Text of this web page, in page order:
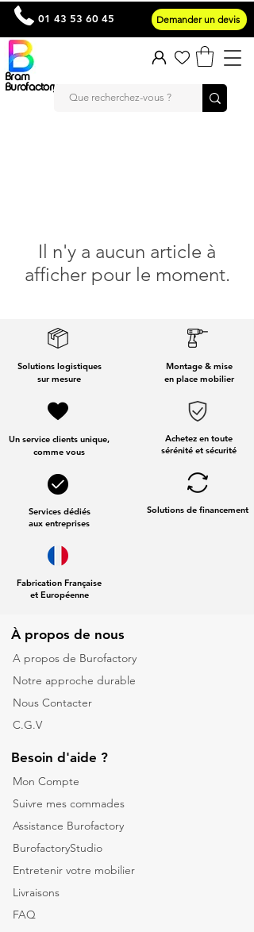
Bram
Burofactory
01 43 53 60 45 Demander un devis
Il n'y a aucun article à
afficher pour le moment.
Solutions logistiques
sur mesure
Un service clients unique,
comme vous
Services dédiés
aux entreprises
Fabrication Française
et Européenne
Montage & mise
en place mobilier
Achetez en toute
sérénité et sécurité
Solutions de financement
À propos de nous
A propos de Burofactory
Notre approche durable
Nous Contacter
C.G.V
Besoin d'aide ?
Mon Compte
Suivre mes commades
Assistance Burofactory
BurofactoryStudio
Entretenir votre mobilier
Livraisons
FAQ